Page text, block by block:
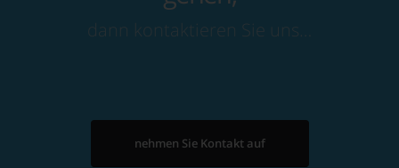
dann kontaktieren Sie uns…
nehmen Sie Kontakt auf